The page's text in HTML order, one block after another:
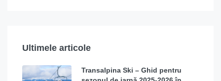
Ultimele articole
Transalpina Ski – Ghid pentru